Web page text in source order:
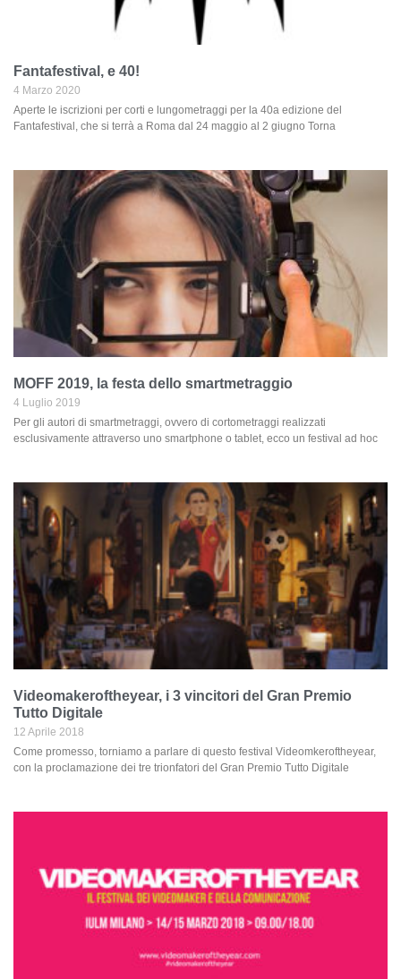
Fantafestival, e 40!
4 Marzo 2020
Aperte le iscrizioni per corti e lungometraggi per la 40a edizione del
Fantafestival, che si terrà a Roma dal 24 maggio al 2 giugno Torna
MOFF 2019, la festa dello smartmetraggio
4 Luglio 2019
Per gli autori di smartmetraggi, ovvero di cortometraggi realizzati
esclusivamente attraverso uno smartphone o tablet, ecco un festival ad hoc
Videomakeroftheyear, i 3 vincitori del Gran Premio
Tutto Digitale
12 Aprile 2018
Come promesso, torniamo a parlare di questo festival Videomkeroftheyear,
con la proclamazione dei tre trionfatori del Gran Premio Tutto Digitale